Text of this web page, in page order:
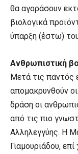
θα αγοράσουν
βιολογικά
ύπαρξη (έστω)
Ανθρωπιστική
Μετά τις παντός
απομακρυνθούν
δράση οι
από τις πιο
Αλληλεγγύης. Η
Γιαμουριάδου,